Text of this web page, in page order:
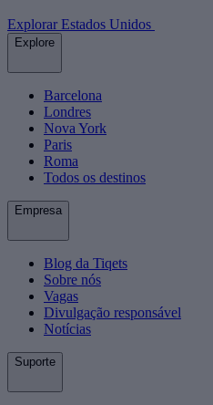
Explorar Estados Unidos
Explore
Barcelona
Londres
Nova York
Paris
Roma
Todos os destinos
Empresa
Blog da Tiqets
Sobre nós
Vagas
Divulgação responsável
Notícias
Suporte